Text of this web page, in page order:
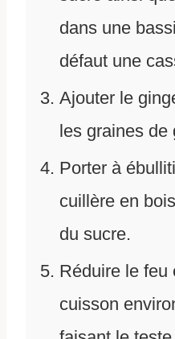
dans une
défaut une
Ajouter le
les graines
Porter à
cuillère en
du sucre.
Réduire le feu
cuisson